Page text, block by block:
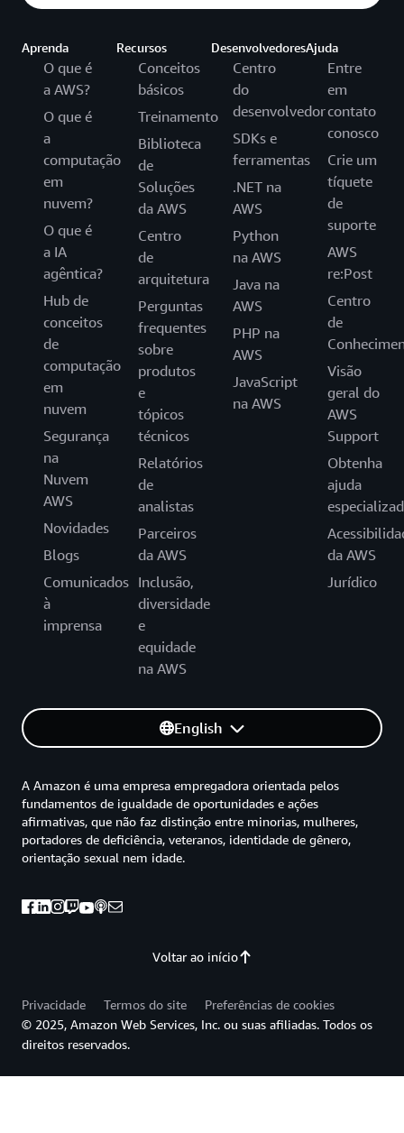
Aprenda
O que é
a AWS?
O que é
a
computação
em
nuvem?
O que é
a IA
agêntica?
Hub de
conceitos
de
computação
em
nuvem
Segurança
na
Nuvem
AWS
Novidades
Blogs
Comunicados
à
imprensa
Recursos
Conceitos
básicos
Treinamento
Biblioteca
de
Soluções
da AWS
Centro
de
arquitetura
Perguntas
frequentes
sobre
produtos
e
tópicos
técnicos
Relatórios
de
analistas
Parceiros
da AWS
Inclusão,
diversidade
e
equidade
na AWS
Desenvolvedores
Centro
do
desenvolvedor
SDKs e
ferramentas
.NET na
AWS
Python
na AWS
Java na
AWS
PHP na
AWS
JavaScript
na AWS
Ajuda
Entre
em
contato
conosco
Crie um
tíquete
de
suporte
AWS
re:Post
Centro
de
Visão
geral do
AWS
Support
Obtenha
ajuda
da AWS
Jurídico
English
Voltar ao início
A Amazon é uma empresa empregadora orientada pelos
fundamentos de igualdade de oportunidades e ações
afirmativas, que não faz distinção entre minorias, mulheres,
portadores de deficiência, veteranos, identidade de gênero,
orientação sexual nem idade.
Privacidade Termos do site
Preferências de cookies
© 2025, Amazon Web Services, Inc. ou suas afiliadas. Todos os
direitos reservados.